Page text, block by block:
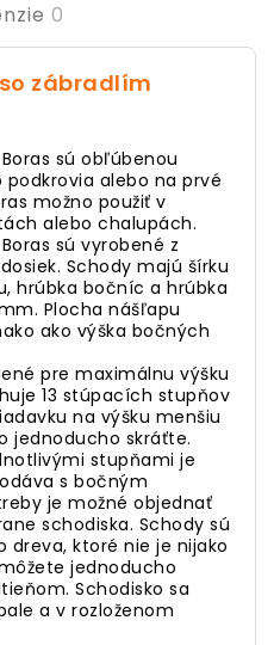
0
zábradlím
sú obľúbenou
alebo na prvé
možno použiť v
alebo chalupách.
sú vyrobené z
Schody majú šírku
hrúbka bočníc a hrúbka
Plocha nášľapu
ako výška bočných
pre maximálnu výšku
13 stúpacích stupňov
na výšku menšiu
jednoducho skráťte.
stupňami je
s bočným
je možné objednať
schodiska. Schody sú
dreva, ktoré nie je nijako
jednoducho
Schodisko sa
a v rozloženom